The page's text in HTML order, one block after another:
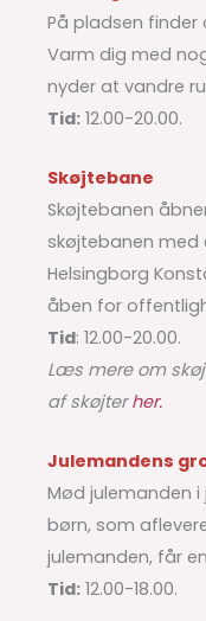
På pladsen
Varm dig med
nyder at vandre
Tid: 12.00-20.00.
Skøjtebane
Skøjtebanen
skøjtebanen med
Helsingborg
åben for
Tid: 12.00-20.00.
Læs mere om
af skøjterher.
Julemandens
Mød julemanden
børn, som
julemanden, får
Tid: 12.00-18.00.